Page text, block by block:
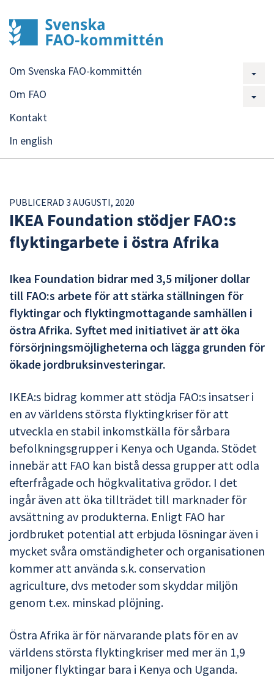
Om Svenska FAO-kommittén
Om FAO
Kontakt
In english
PUBLICERAD 3 AUGUSTI, 2020
IKEA Foundation stödjer FAO:s
flyktingarbete i östra Afrika
Ikea Foundation bidrar med 3,5 miljoner dollar
till FAO:s arbete för att stärka ställningen för
flyktingar och flyktingmottagande samhällen i
östra Afrika. Syftet med initiativet är att öka
försörjningsmöjligheterna och lägga grunden för
ökade jordbruksinvesteringar.
IKEA:s bidrag kommer att stödja FAO:s insatser i
en av världens största flyktingkriser för att
utveckla en stabil inkomstkälla för sårbara
befolkningsgrupper i Kenya och Uganda. Stödet
innebär att FAO kan bistå dessa grupper att odla
efterfrågade och högkvalitativa grödor. I det
ingår även att öka tillträdet till marknader för
avsättning av produkterna. Enligt FAO har
jordbruket potential att erbjuda lösningar även i
mycket svåra omständigheter och organisationen
kommer att använda s.k. conservation
agriculture, dvs metoder som skyddar miljön
genom t.ex. minskad plöjning.
Östra Afrika är för närvarande plats för en av
världens största flyktingkriser med mer än 1,9
miljoner flyktingar bara i Kenya och Uganda.